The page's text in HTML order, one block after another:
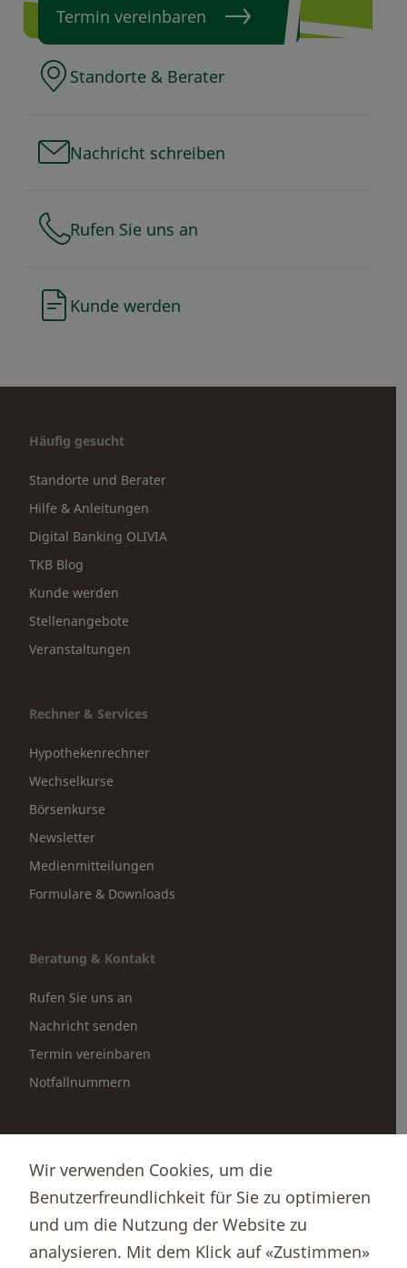
Termin vereinbaren
Standorte & Berater
Nachricht schreiben
Rufen Sie uns an
Kunde werden
Häufig gesucht
Standorte und Berater
Hilfe & Anleitungen
Digital Banking OLIVIA
TKB Blog
Kunde werden
Stellenangebote
Veranstaltungen
Rechner & Services
Hypothekenrechner
Wechselkurse
Börsenkurse
Newsletter
Medienmitteilungen
Formulare & Downloads
Beratung & Kontakt
Rufen Sie uns an
Nachricht senden
Termin vereinbaren
Notfallnummern
Börsenportal Yourmoney
Wir verwenden Cookies, um die
Benutzerfreundlichkeit für Sie zu optimieren
und um die Nutzung der Website zu
analysieren. Mit dem Klick auf «Zustimmen»